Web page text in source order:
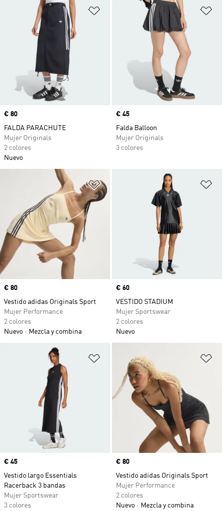
Añadir a la lista de deseos
Precio
€ 80
FALDA PARACHUTE
Mujer Originals
2 colores
Nuevo
Precio
€ 45
Falda Balloon
Mujer Originals
3 colores
Añadir a la lista de deseos
Precio
€ 80
Vestido adidas Originals Sport
Mujer Performance
2 colores
Nuevo
Mezcla y combina
Precio
€ 60
VESTIDO STADIUM
Mujer Sportswear
2 colores
Nuevo
Añadir a la lista de deseos
Precio
€ 45
Vestido largo Essentials
Racerback 3 bandas
Mujer Sportswear
3 colores
Precio
€ 80
Vestido adidas Originals Sport
Mujer Performance
2 colores
Nuevo
Mezcla y combina